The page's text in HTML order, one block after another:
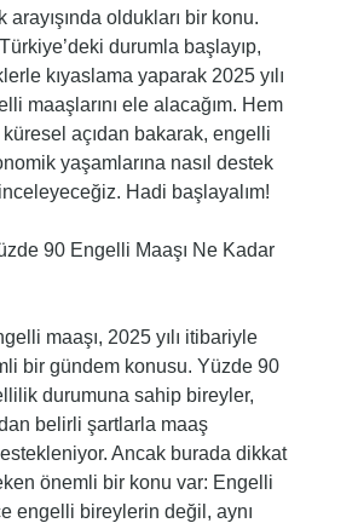
arayışında oldukları bir konu.
durumla başlayıp,
kıyaslama yaparak 2025 yılı
maaşlarını ele alacağım. Hem
açıdan bakarak, engelli
yaşamlarına nasıl destek
inceleyeceğiz. Hadi başlayalım!
90 Engelli Maaşı Ne Kadar
maaşı, 2025 yılı itibariyle
bir gündem konusu. Yüzde 90
durumuna sahip bireyler,
belirli şartlarla maaş
Ancak burada dikkat
önemli bir konu var: Engelli
engelli bireylerin değil, aynı